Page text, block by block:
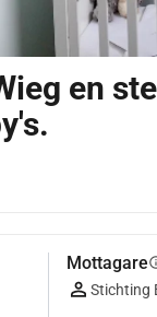
en
Mottagare
Stichting